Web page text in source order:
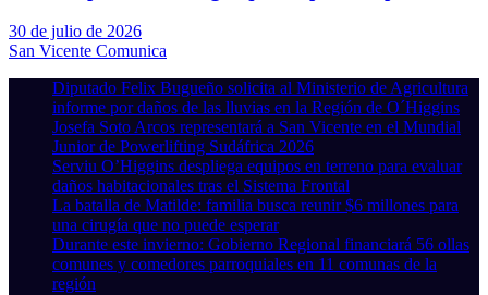
30 de julio de 2026
San Vicente Comunica
Diputado Felix Bugueño solicita al Ministerio de Agricultura
informe por daños de las lluvias en la Región de O´Higgins
Josefa Soto Arcos representará a San Vicente en el Mundial
Junior de Powerlifting Sudáfrica 2026
Serviu O’Higgins despliega equipos en terreno para evaluar
daños habitacionales tras el Sistema Frontal
La batalla de Matilde: familia busca reunir $6 millones para
una cirugía que no puede esperar
Durante este invierno: Gobierno Regional financiará 56 ollas
comunes y comedores parroquiales en 11 comunas de la
región